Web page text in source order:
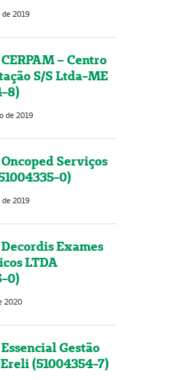
de 2019
– Centro
S/S Ltda-ME
8)
de 2019
Serviços
0)
de 2019
Exames
LTDA
0)
2020
Gestão
(51004354-7)